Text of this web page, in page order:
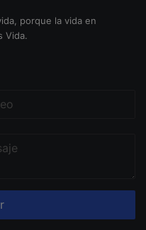
porque la vida en
Vida.